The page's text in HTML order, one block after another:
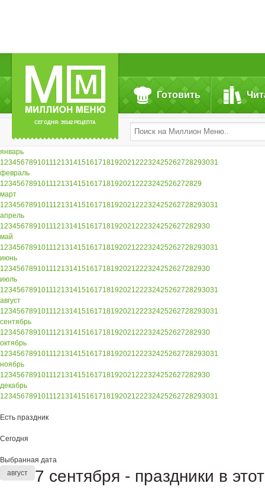
СЕГОДНЯ: 39142 РЕЦЕПТА
Готовить
январь
12345678910111213141516171819202122232425262728293031
февраль
1234567891011121314151617181920212223242526272829
март
12345678910111213141516171819202122232425262728293031
апрель
123456789101112131415161718192021222324252627282930
май
12345678910111213141516171819202122232425262728293031
июнь
123456789101112131415161718192021222324252627282930
июль
12345678910111213141516171819202122232425262728293031
август
12345678910111213141516171819202122232425262728293031
сентябрь
123456789101112131415161718192021222324252627282930
октябрь
12345678910111213141516171819202122232425262728293031
ноябрь
123456789101112131415161718192021222324252627282930
декабрь
12345678910111213141516171819202122232425262728293031
Есть праздник
Сегодня
Выбранная дата
август
7 сентября - праздники в